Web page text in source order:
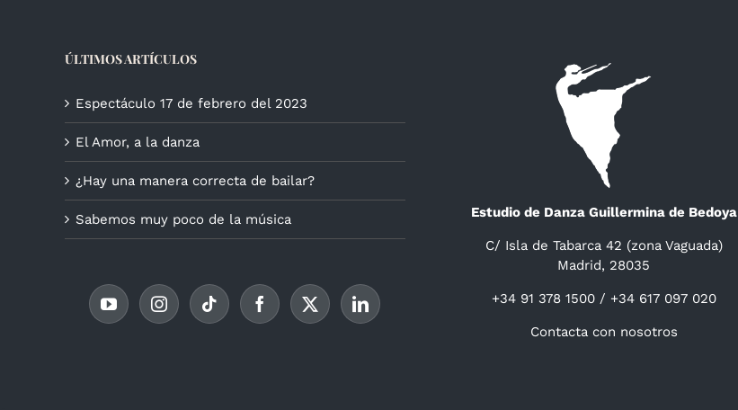
ÚLTIMOS ARTÍCULOS
Espectáculo 17 de febrero del 2023
El Amor, a la danza
¿Hay una manera correcta de bailar?
Sabemos muy poco de la música Estudio de Danza Guillermina de Bedoya
C/ Isla de Tabarca 42 (zona Vaguada)
Madrid, 28035
+34 91 378 1500 / +34 617 097 020
Contacta con nosotros